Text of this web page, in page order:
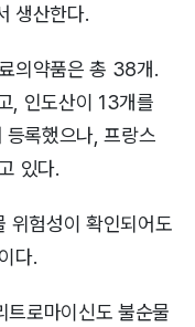
생산한다.
의약품은 총 38개.
, 인도산이 13개를
록했으나, 프랑스
있다.
위험성이 확인되어도
다.
로마이신도 불순물